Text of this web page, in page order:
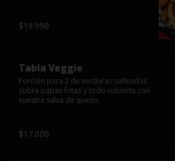
$19.990
Tabla Veggie
Porción para 2 de verduras salteadas
sobre papas fritas y todo cubierto con
nuestra salsa de queso.
$17.000